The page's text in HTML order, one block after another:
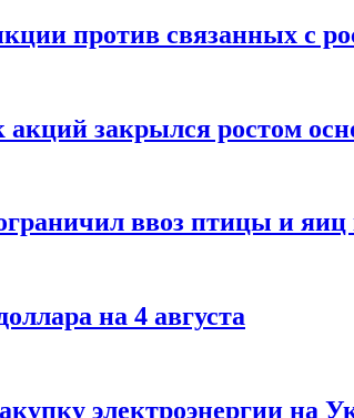
против связанных с
закрылся ростом
ограничил ввоз птицы и
на 4 августа
электроэнергии на